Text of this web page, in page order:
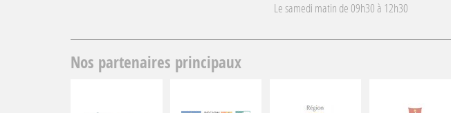
Le samedi matin de 09h30 à 12h30
Nos partenaires principaux